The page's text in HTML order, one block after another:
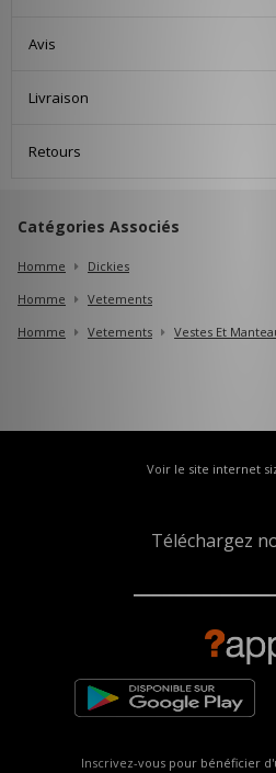
Avis
Livraison
Retours
Catégories Associés
Homme
Dickies
Homme
Vetements
Homme
Vetements Vestes Et
Voir le site internet
Téléchargez
Inscrivez-vous pour bénéficier